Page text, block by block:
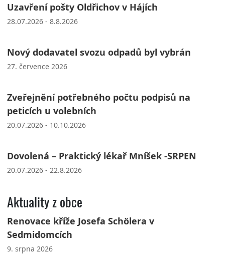
Uzavření pošty Oldřichov v Hájích
28.07.2026 - 8.8.2026
Nový dodavatel svozu odpadů byl vybrán
27. července 2026
Zveřejnění potřebného počtu podpisů na
peticích u volebních
20.07.2026 - 10.10.2026
Dovolená – Praktický lékař Mníšek -SRPEN
20.07.2026 - 22.8.2026
Aktuality z obce
Renovace kříže Josefa Schölera v
Sedmidomcích
9. srpna 2026